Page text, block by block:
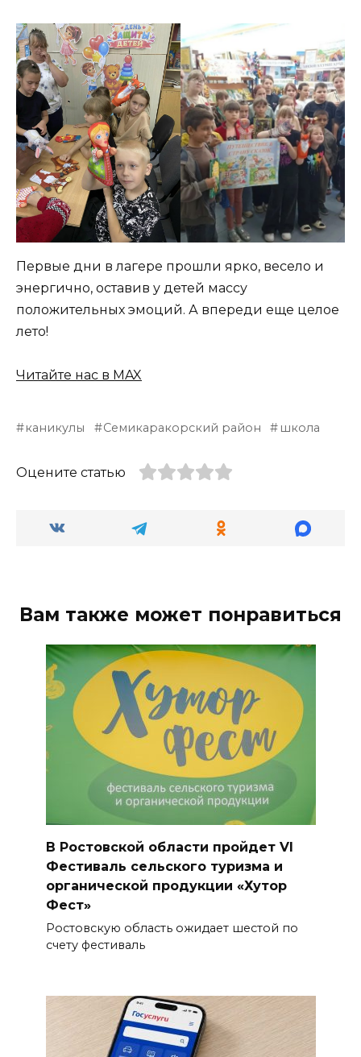
Первые дни в лагере прошли ярко, весело и
энергично, оставив у детей массу
положительных эмоций. А впереди еще целое
лето!
Читайте нас в MAX
каникулы Семикаракорский район школа
Оцените статью
Вам также может понравиться
В Ростовской области пройдет VI
Фестиваль сельского туризма и
органической продукции «Хутор
Фест»
Ростовскую область ожидает шестой по
счету фестиваль